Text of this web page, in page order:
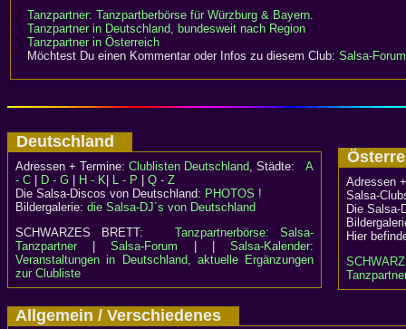
Tanzpartner: Tanzpartberbörse für Würzburg & Bayern.
Tanzpartner in Deutschland, bundesweit nach Region
Tanzpartner in Österreich
Möchtest Du einen Kommentar oder Infos zu diesem Club: Salsa-Forum
Deutschland
Adressen + Termine: Clublisten Deutschland, Städte: A
- C
D - G H - K L - P
Q - Z
Die Salsa-Discos von Deutschland: PHOTOS !
Bildergalerie: die Salsa-DJ´s von Deutschland
SCHWARZES BRETT:Tanzpartnerbörse: Salsa-
Tanzpartner|Salsa-Forum | |Salsa-Kalender:
Veranstaltungen in Deutschland, aktuelle Ergänzungen
zur Clubliste
Adressen
Salsa-
Die
Hier
Allgemein / Verschiedenes